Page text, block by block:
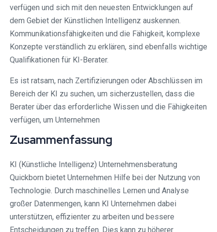
verfügen und sich mit den neuesten Entwicklungen auf
dem Gebiet der Künstlichen Intelligenz auskennen.
Kommunikationsfähigkeiten und die Fähigkeit, komplexe
Konzepte verständlich zu erklären, sind ebenfalls wichtige
Qualifikationen für KI-Berater.
Es ist ratsam, nach Zertifizierungen oder Abschlüssen im
Bereich der KI zu suchen, um sicherzustellen, dass die
Berater über das erforderliche Wissen und die Fähigkeiten
verfügen, um Unternehmen
Zusammenfassung
KI (Künstliche Intelligenz) Unternehmensberatung
Quickborn bietet Unternehmen Hilfe bei der Nutzung von
Technologie. Durch maschinelles Lernen und Analyse
großer Datenmengen, kann KI Unternehmen dabei
unterstützen, effizienter zu arbeiten und bessere
Entscheidungen zu treffen. Dies kann zu höherer